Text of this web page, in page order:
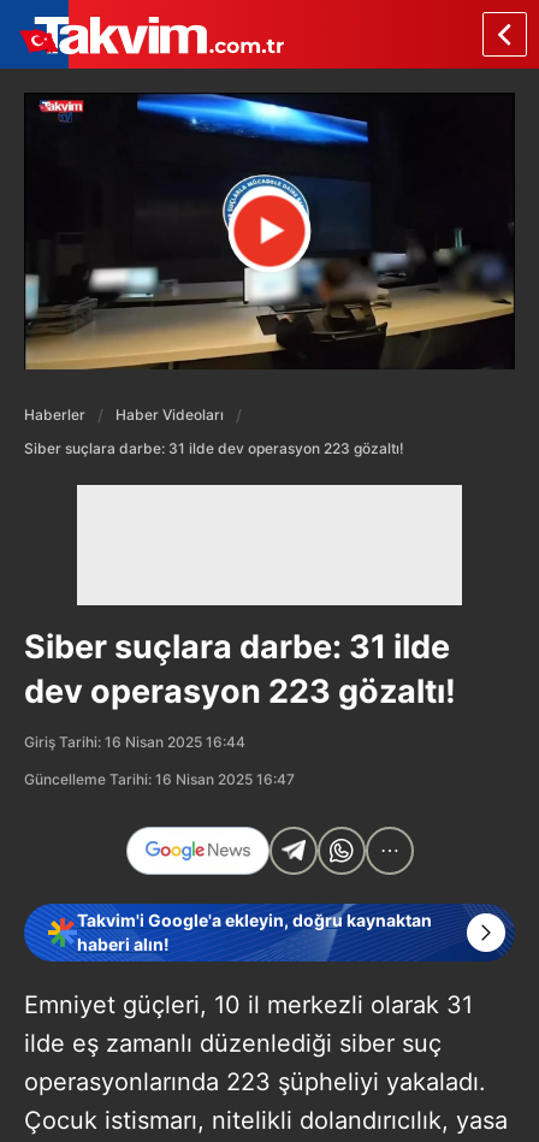
Haberler
Haber Videoları
Siber suçlara darbe: 31 ilde dev operasyon 223 gözaltı!
Siber suçlara darbe: 31 ilde
dev operasyon 223 gözaltı!
Giriş Tarihi: 16 Nisan 2025 16:44
Güncelleme Tarihi: 16 Nisan 2025 16:47
Takvim'i Google'a ekleyin, doğru kaynaktan
haberi alın!
Emniyet güçleri, 10 il merkezli olarak 31
ilde eş zamanlı düzenlediği siber suç
operasyonlarında 223 şüpheliyi yakaladı.
Çocuk istismarı, nitelikli dolandırıcılık, yasa